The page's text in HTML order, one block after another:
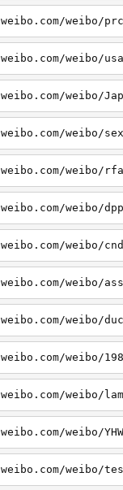
weibo/prc
weibo/usa
weibo/Jap
weibo/sex
weibo/rfa
weibo/dpp
weibo/cnd
weibo/ass
weibo/
weibo/
weibo/
weibo/
weibo/